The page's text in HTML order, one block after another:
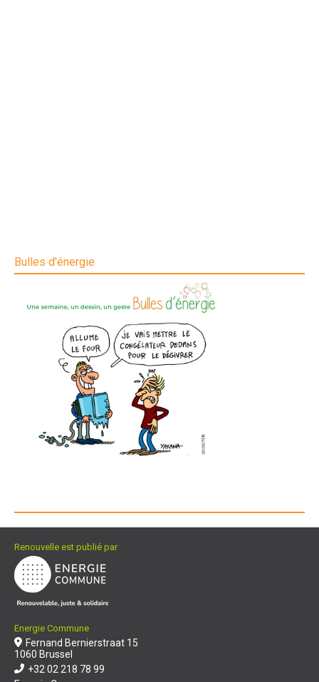
Bulles d'énergie
Renouvelle est publié par
Energie Commune
Fernand Bernierstraat 15
1060 Brussel
+32 02 218 78 99